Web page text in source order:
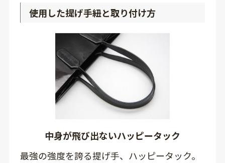
使用した提げ手紐と取り付け方
中身が飛び出ないハッピータック
最強の強度を誇る提げ手、ハッピータック。